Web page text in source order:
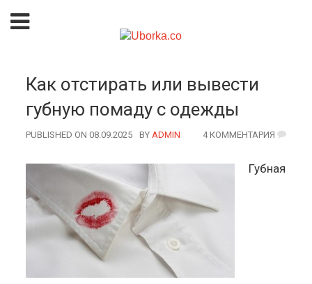
Как отстирать или вывести
губную помаду с одежды
PUBLISHED ON 08.09.2025 BY AUTHOR
ADMIN 4 КОММЕНТАРИЯ
Губная